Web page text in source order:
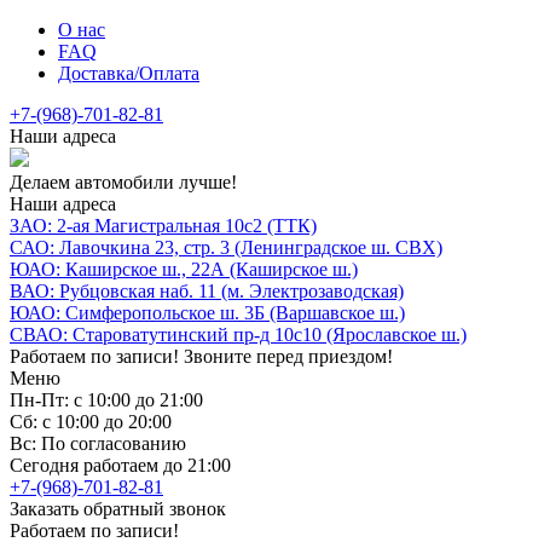
О нас
FAQ
Доставка/Оплата
+7-(968)-701-82-81
Наши адреса
Делаем автомобили лучше!
Наши адреса
ЗАО: 2-ая Магистральная 10с2 (ТТК)
САО: Лавочкина 23, стр. 3 (Ленинградское ш. СВХ)
ЮАО: Каширское ш., 22А (Каширское ш.)
ВАО: Рубцовская наб. 11 (м. Электрозаводская)
ЮАО: Симферопольское ш. 3Б (Варшавское ш.)
СВАО: Староватутинский пр-д 10с10 (Ярославское ш.)
Работаем по записи! Звоните перед приездом!
Меню
Пн-Пт: с 10:00 до 21:00
Сб: с 10:00 до 20:00
Вс: По согласованию
Сегодня работаем до 21:00
+7-(968)-701-82-81
Заказать обратный звонок
Работаем по записи!